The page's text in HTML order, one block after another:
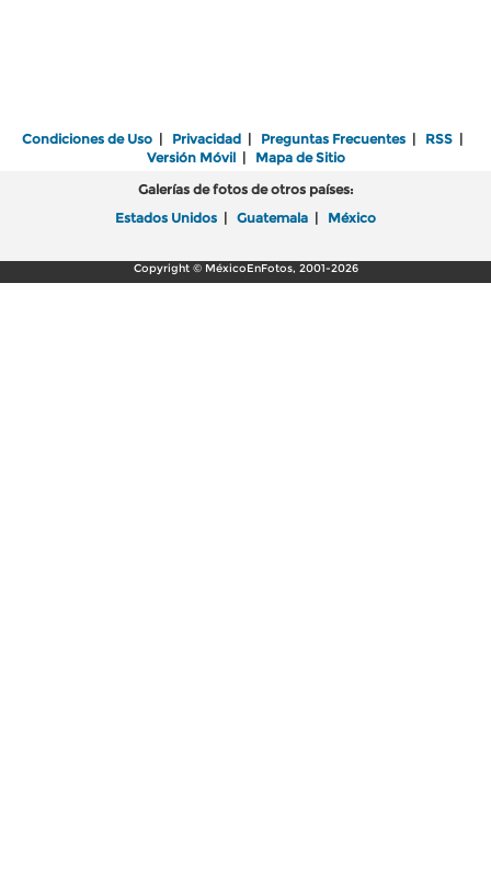
Condiciones de Uso | Privacidad | Preguntas Frecuentes | RSS |
Versión Móvil| Mapa de Sitio
Galerías de fotos de otros países:
Estados Unidos | Guatemala | México
Copyright © MéxicoEnFotos, 2001-2026